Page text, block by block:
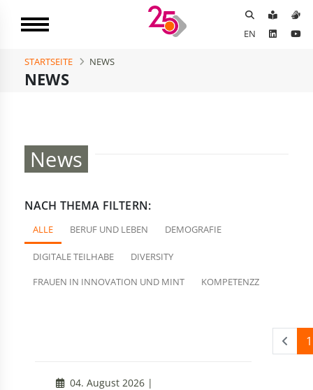
EN
NEWS
STARTSEITE NEWS
News
NACH THEMA FILTERN:
ALLE BERUF UND LEBEN DEMOGRAFIE
DIGITALE TEILHABE
DIVERSITY
FRAUEN IN INNOVATION UND MINT
KOMPETENZZ
04. August 2026 |
1